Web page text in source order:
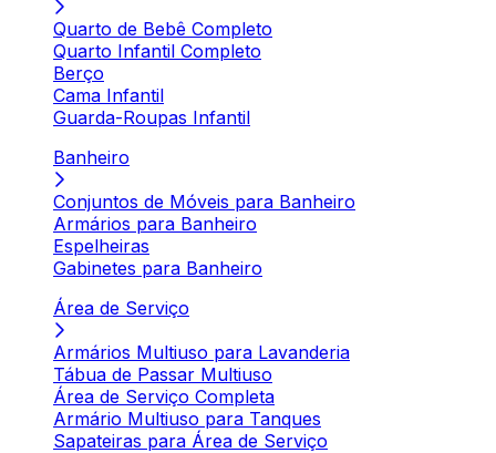
Quarto de Bebê Completo
Quarto Infantil Completo
Berço
Cama Infantil
Guarda-Roupas Infantil
Banheiro
Conjuntos de Móveis para Banheiro
Armários para Banheiro
Espelheiras
Gabinetes para Banheiro
Área de Serviço
Armários Multiuso para Lavanderia
Tábua de Passar Multiuso
Área de Serviço Completa
Armário Multiuso para Tanques
Sapateiras para Área de Serviço